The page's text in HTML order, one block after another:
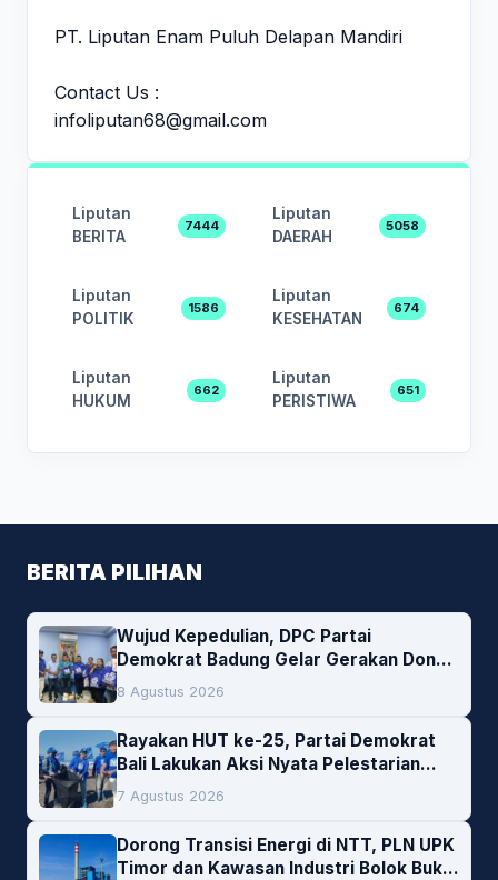
PT. Liputan Enam Puluh Delapan Mandiri
Contact Us :
infoliputan68@gmail.com
Liputan
BERITA
7444
Liputan
DAERAH
5058
Liputan
POLITIK
1586
Liputan
KESEHATAN
674
Liputan
HUKUM
662
Liputan
PERISTIWA
651
BERITA PILIHAN
Wujud Kepedulian, DPC Partai
Demokrat Badung Gelar Gerakan Donor
Darah
8 Agustus 2026
Rayakan HUT ke-25, Partai Demokrat
Bali Lakukan Aksi Nyata Pelestarian
Lingkungan
7 Agustus 2026
Dorong Transisi Energi di NTT, PLN UPK
Timor dan Kawasan Industri Bolok Buka